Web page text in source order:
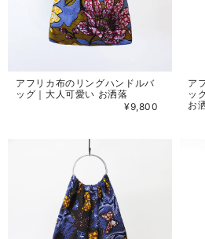
アフリカ布のリングハンドルバ
ッグ｜大人可愛い お洒落
¥9,800
ア
ッ
お